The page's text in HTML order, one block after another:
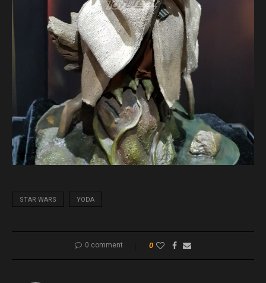
STAR WARS YODA
0 comment 0